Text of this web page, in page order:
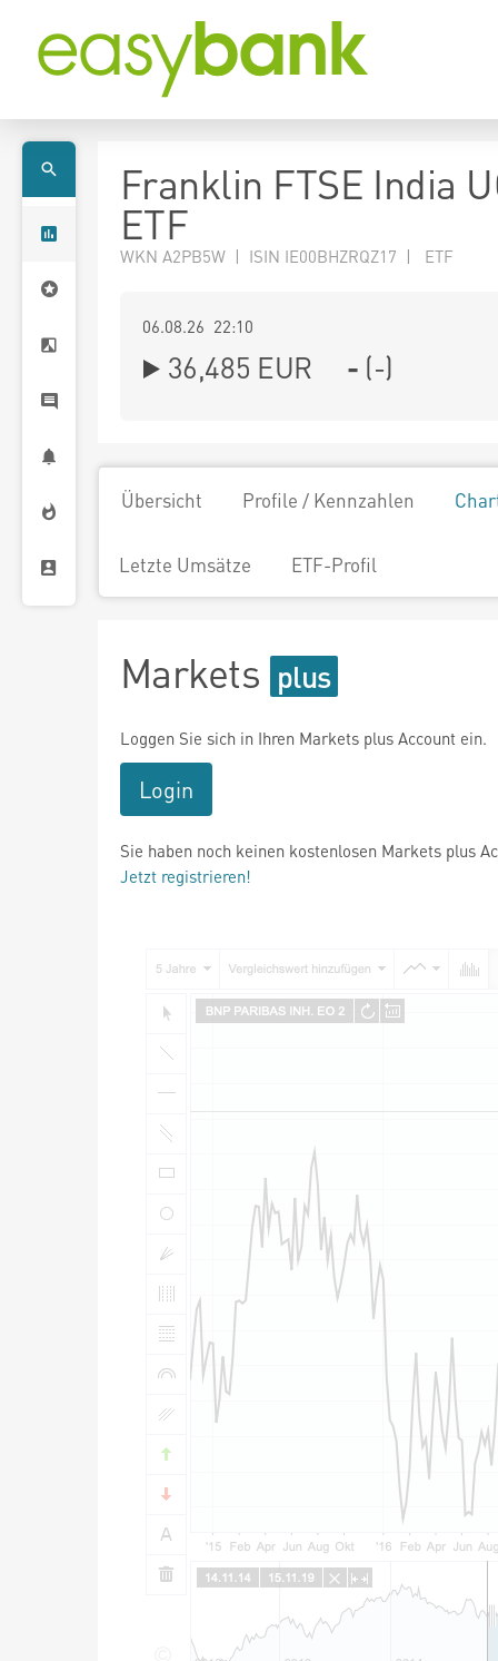
Franklin FTSE India
ETF
WKN A2PB5W | ISIN IE00BHZRQZ17 | ETF
06.08.26 22:10
36,485 EUR - (-)
Übersicht Profile / Kennzahlen
Letzte Umsätze ETF-Profil
Markets
Loggen Sie sich in Ihren Markets plus Account ein.
Login
Sie haben noch keinen kostenlosen Markets plus
Jetzt registrieren!